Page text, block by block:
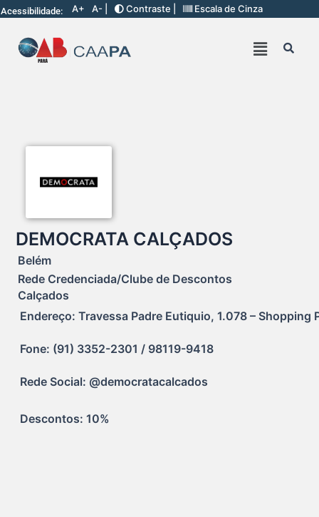
Acessibilidade: A+ A- | Contraste | Escala de Cinza
DEMOCRATA CALÇADOS
Belém
Rede Credenciada/Clube de Descontos
Calçados
Endereço: Travessa Padre Eutiquio, 1.078 – Shopping
Fone: (91) 3352-2301 / 98119-9418
Rede Social: @democratacalcados
Descontos: 10%